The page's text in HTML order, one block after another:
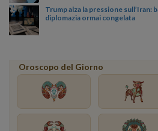
Trump alza la pressione sull’Iran:
diplomazia ormai congelata
Oroscopo del Giorno